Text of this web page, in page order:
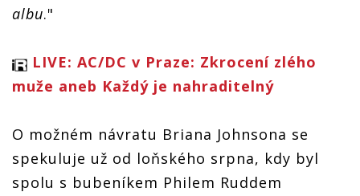
albu."
LIVE: AC/DC v Praze: Zkrocení zlého
muže aneb Každý je nahraditelný
O možném návratu Briana Johnsona se
spekuluje už od loňského srpna, kdy byl
spolu s bubeníkem Philem Ruddem